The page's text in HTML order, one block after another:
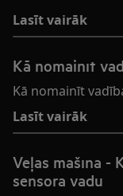
Lasīt vairāk
Kā nomainīt
Kā nomainīt
Lasīt vairāk
Veļas mašīna -
sensora vadu